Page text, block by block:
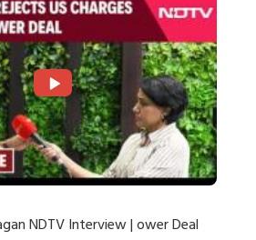
NDTV Interview | ower Deal